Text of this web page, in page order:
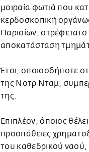
μοιραία φωτιά που
κερδοσκοπική
Παρισίων, στρέφεται
αποκατάσταση
Έτσι, οποιοσδήποτε
της Νοτρ Νταμ,
της.
Επιπλέον, όποιος
προσπάθειες
του καθεδρικού